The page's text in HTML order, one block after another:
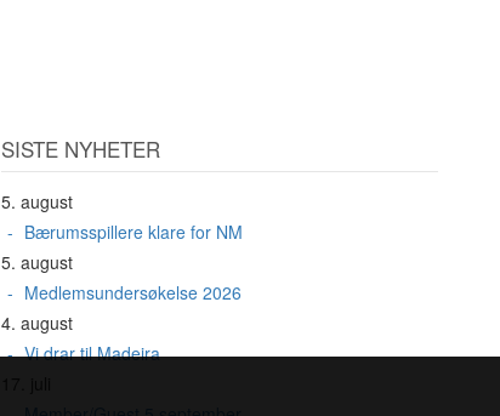
SISTE NYHETER
5. august
Bærumsspillere klare for NM
5. august
Medlemsundersøkelse 2026
4. august
Vi drar til Madeira